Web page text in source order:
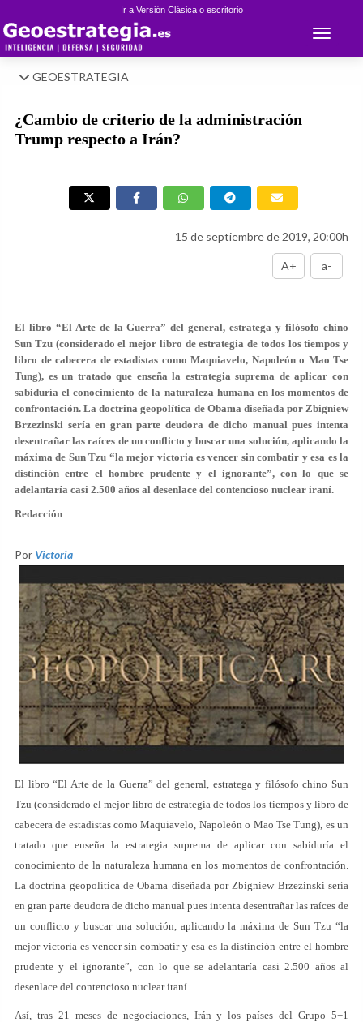
Ir a Versión Clásica o escritorio
Toggle
GEOESTRATEGIA
¿Cambio de criterio de la administración
Trump respecto a Irán?
15 de septiembre de 2019, 20:00h
A+ a-
El libro “El Arte de la Guerra” del general, estratega y filósofo chino
Sun Tzu (considerado el mejor libro de estrategia de todos los tiempos y
libro de cabecera de estadistas como Maquiavelo, Napoleón o Mao Tse
Tung), es un tratado que enseña la estrategia suprema de aplicar con
sabiduría el conocimiento de la naturaleza humana en los momentos de
confrontación. La doctrina geopolítica de Obama diseñada por Zbigniew
Brzezinski sería en gran parte deudora de dicho manual pues intenta
desentrañar las raíces de un conflicto y buscar una solución, aplicando la
máxima de Sun Tzu “la mejor victoria es vencer sin combatir y esa es la
distinción entre el hombre prudente y el ignorante”, con lo que se
adelantaría casi 2.500 años al desenlace del contencioso nuclear iraní.
Redacción
Por Victoria
El libro “El Arte de la Guerra” del general, estratega y filósofo chino Sun
Tzu (considerado el mejor libro de estrategia de todos los tiempos y libro de
cabecera de estadistas como Maquiavelo, Napoleón o Mao Tse Tung), es un
tratado que enseña la estrategia suprema de aplicar con sabiduría el
conocimiento de la naturaleza humana en los momentos de confrontación.
La doctrina geopolítica de Obama diseñada por Zbigniew Brzezinski sería
en gran parte deudora de dicho manual pues intenta desentrañar las raíces de
un conflicto y buscar una solución, aplicando la máxima de Sun Tzu “la
mejor victoria es vencer sin combatir y esa es la distinción entre el hombre
prudente y el ignorante”, con lo que se adelantaría casi 2.500 años al
desenlace del contencioso nuclear iraní.
Así, tras 21 meses de negociaciones, Irán y los países del Grupo 5+1